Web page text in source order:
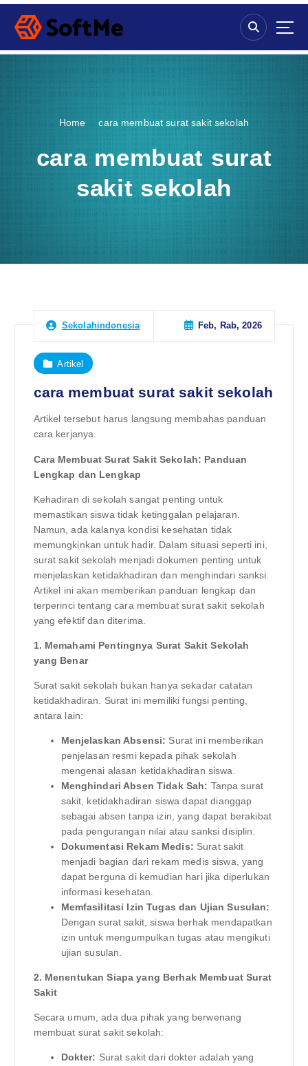
S
p
Home cara membuat surat sakit sekolah
cara membuat surat
sakit sekolah
Sekolahindonesia Feb, Rab, 2026
Artikel
cara membuat surat sakit sekolah
Artikel tersebut harus langsung membahas panduan
cara kerjanya.
Cara Membuat Surat Sakit Sekolah: Panduan
Lengkap dan Lengkap
Kehadiran di sekolah sangat penting untuk
memastikan siswa tidak ketinggalan pelajaran.
Namun, ada kalanya kondisi kesehatan tidak
memungkinkan untuk hadir. Dalam situasi seperti ini,
surat sakit sekolah menjadi dokumen penting untuk
menjelaskan ketidakhadiran dan menghindari sanksi.
Artikel ini akan memberikan panduan lengkap dan
terperinci tentang cara membuat surat sakit sekolah
yang efektif dan diterima.
1. Memahami Pentingnya Surat Sakit Sekolah
yang Benar
Surat sakit sekolah bukan hanya sekadar catatan
ketidakhadiran. Surat ini memiliki fungsi penting,
antara lain:
Menjelaskan Absensi: Surat ini memberikan
penjelasan resmi kepada pihak sekolah
mengenai alasan ketidakhadiran siswa.
Menghindari Absen Tidak Sah: Tanpa surat
sakit, ketidakhadiran siswa dapat dianggap
sebagai absen tanpa izin, yang dapat berakibat
pada pengurangan nilai atau sanksi disiplin.
Dokumentasi Rekam Medis: Surat sakit
menjadi bagian dari rekam medis siswa, yang
dapat berguna di kemudian hari jika diperlukan
informasi kesehatan.
Memfasilitasi Izin Tugas dan Ujian Susulan:
Dengan surat sakit, siswa berhak mendapatkan
izin untuk mengumpulkan tugas atau mengikuti
ujian susulan.
2. Menentukan Siapa yang Berhak Membuat Surat
Sakit
Secara umum, ada dua pihak yang berwenang
membuat surat sakit sekolah:
Dokter: Surat sakit dari dokter adalah yang